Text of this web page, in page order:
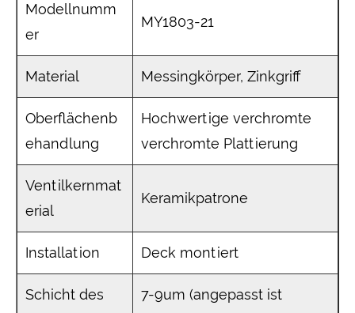
Modellnumm
er
MY1803-21
Material Messingkörper, Zinkgriff
Oberflächenb
ehandlung
Hochwertige verchromte
verchromte Plattierung
Ventilkernmat
erial
Keramikpatrone
Installation Deck montiert
Schicht des
7-9um (angepasst ist